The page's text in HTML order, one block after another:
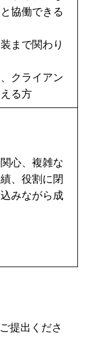
協働できる
まで関わり
クライアン
る方
心、複雑な
、役割に閉
みながら成
提出くださ